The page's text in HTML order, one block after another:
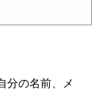
分の名前、メ